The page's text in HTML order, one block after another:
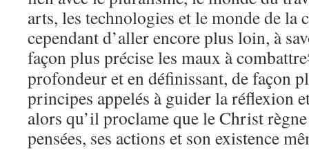
arts, les technologies et le monde de
cependant d’aller encore plus loin, à
façon plus précise les maux à combattre
profondeur et en définissant, de façon
principes appelés à guider la réflexion
alors qu’il proclame que le Christ
pensées, ses actions et son existence